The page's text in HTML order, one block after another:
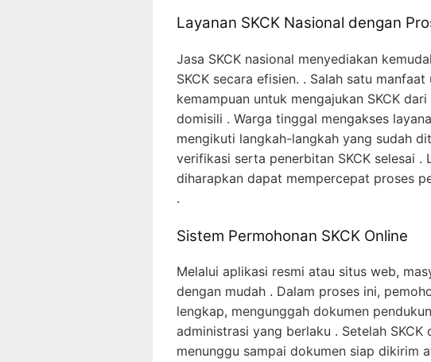
Layanan SKCK Nasional dengan
Jasa SKCK nasional menyediakan
SKCK secara efisien. . Salah satu
kemampuan untuk mengajukan SKCK
domisili . Warga tinggal mengakses
mengikuti langkah-langkah yang sudah
verifikasi serta penerbitan SKCK selesai .
diharapkan dapat mempercepat proses
.
Sistem Permohonan SKCK Online
Melalui aplikasi resmi atau situs web,
dengan mudah . Dalam proses ini,
lengkap, mengunggah dokumen
administrasi yang berlaku . Setelah
menunggu sampai dokumen siap dikirim